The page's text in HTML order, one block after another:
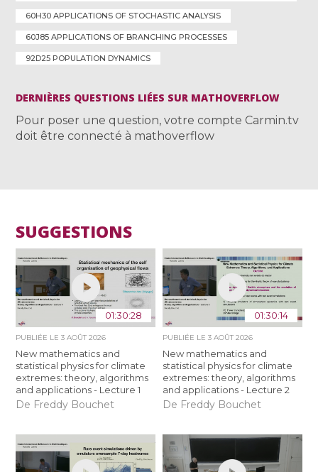
60H30 APPLICATIONS OF STOCHASTIC ANALYSIS
60J85 APPLICATIONS OF BRANCHING PROCESSES
92D25 POPULATION DYNAMICS
DERNIÈRES QUESTIONS LIÉES SUR MATHOVERFLOW
Pour poser une question, votre compte Carmin.tv
doit être connecté à mathoverflow
SUGGESTIONS
01:30:28
PUBLIÉE LE3 AOÛT 2026
New mathematics and
statistical physics for climate
extremes: theory, algorithms
and applications - Lecture 1
De Freddy Bouchet
01:30:14
PUBLIÉE LE 3 AOÛT 2026
New mathematics and
statistical physics for climate
extremes: theory, algorithms
and applications - Lecture 2
De Freddy Bouchet